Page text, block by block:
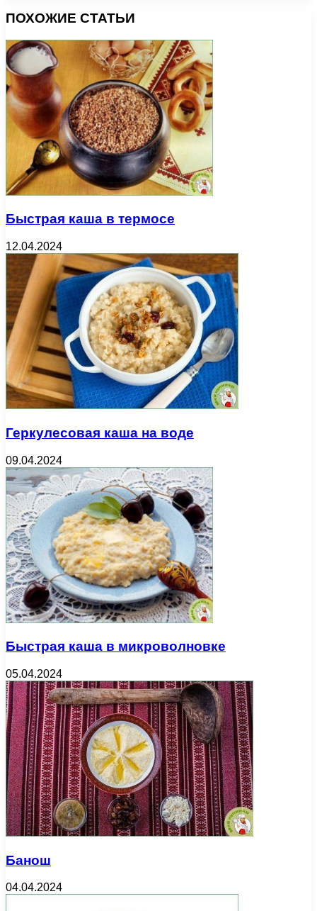
ПОХОЖИЕ СТАТЬИ
Быстрая каша в термосе
12.04.2024
Геркулесовая каша на воде
09.04.2024
Быстрая каша в микроволновке
05.04.2024
Банош
04.04.2024